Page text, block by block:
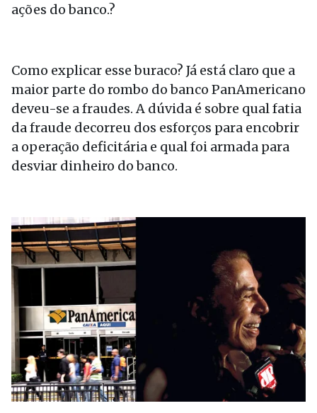
ações do banco.?
Como explicar esse buraco? Já está claro que a
maior parte do rombo do banco PanAmericano
deveu-se a fraudes. A dúvida é sobre qual fatia
da fraude decorreu dos esforços para encobrir
a operação deficitária e qual foi armada para
desviar dinheiro do banco.